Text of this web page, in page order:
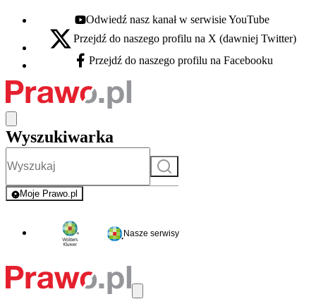
Youtube - otwiera się w nowej karcie
Odwiedź nasz kanał w serwisie YouTube
X - otwiera się w nowej karcie
Przejdź do naszego profilu na X (dawniej Twitter)
Facebook - otwiera się w nowej karcie
Przejdź do naszego profilu na Facebooku
Wyszukiwarka
Szukaj
Moje Prawo.pl
- rejestracja i logowanie do serwisu
Nasze serwisy